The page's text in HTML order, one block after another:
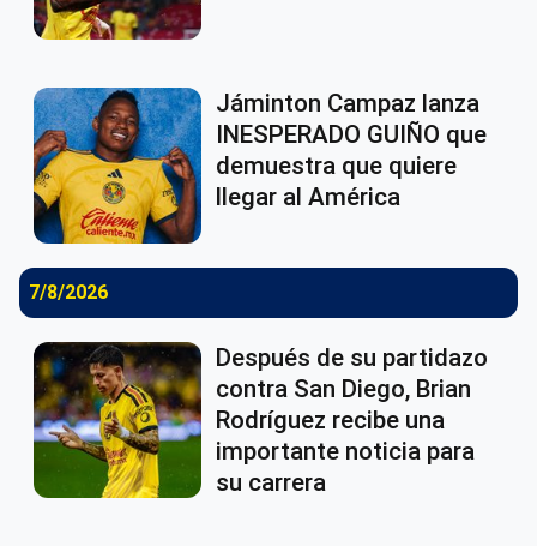
Jáminton Campaz lanza
INESPERADO GUIÑO que
demuestra que quiere
llegar al América
7/8/2026
Después de su partidazo
contra San Diego, Brian
Rodríguez recibe una
importante noticia para
su carrera